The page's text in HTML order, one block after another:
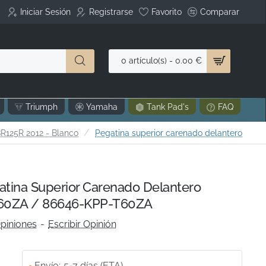
Iniciar Sesión Registrarse Favorito Comparar
0 artículo(s) - 0.00 €
Triumph Yamaha Tank Pad's FAQ
2012 - Blanco Pegatina superior carenado delantero
Superior Carenado Delantero
/ 86646-KPP-T60ZA
- Escribir Opinión